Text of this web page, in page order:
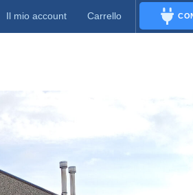
Il mio account Carrello